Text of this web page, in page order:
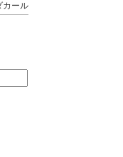
カール